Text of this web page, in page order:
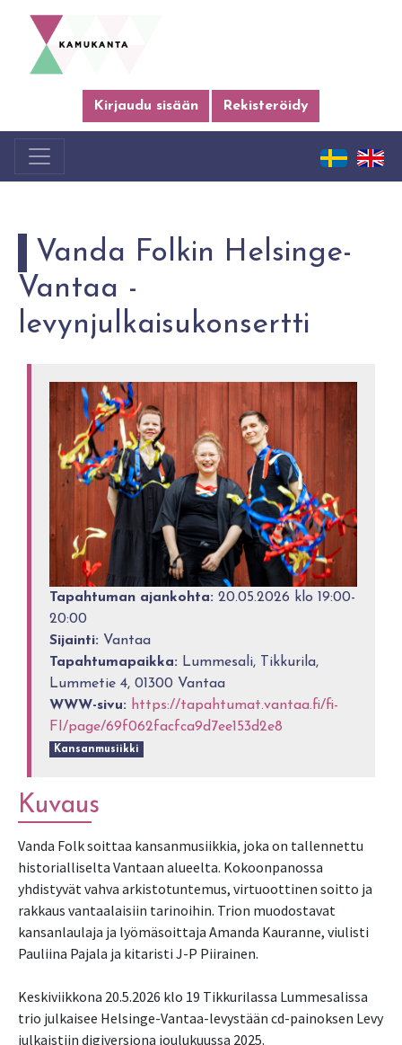
Kirjaudu sisään Rekisteröidy
Vanda Folkin Helsinge-
Vantaa -
levynjulkaisukonsertti
Tapahtuman ajankohta: 20.05.2026 klo 19:00-
20:00
Sijainti: Vantaa
Tapahtumapaikka: Lummesali, Tikkurila,
Lummetie 4, 01300 Vantaa
WWW-sivu: https://tapahtumat.vantaa.fi/fi-
FI/page/69f062facfca9d7ee153d2e8
Kansanmusiikki
Kuvaus
Vanda Folk soittaa kansanmusiikkia, joka on tallennettu
historialliselta Vantaan alueelta. Kokoonpanossa
yhdistyvät vahva arkistotuntemus, virtuoottinen soitto ja
rakkaus vantaalaisiin tarinoihin. Trion muodostavat
kansanlaulaja ja lyömäsoittaja Amanda Kauranne, viulisti
Pauliina Pajala ja kitaristi J-P Piirainen.
Keskiviikkona 20.5.2026 klo 19 Tikkurilassa Lummesalissa
trio julkaisee Helsinge-Vantaa-levystään cd-painoksen Levy
julkaistiin digiversiona joulukuussa 2025.